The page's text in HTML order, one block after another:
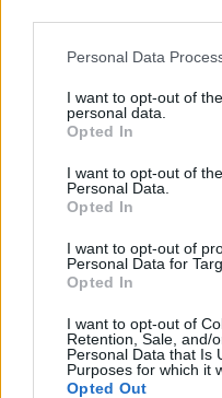
Please note that this
not limited to your visit or
grant or deny consent to
use your data for below
consent section.
Personal Data
I want to opt-out of
personal data.
Opted In
I want to opt-out of
Personal Data.
Opted In
I want to opt-out of
Personal Data for
Opted In
I want to opt-out of
Retention, Sale, and/
Personal Data that Is
Purposes for which it
Opted Out
replicabili
RECENSIONI TECH